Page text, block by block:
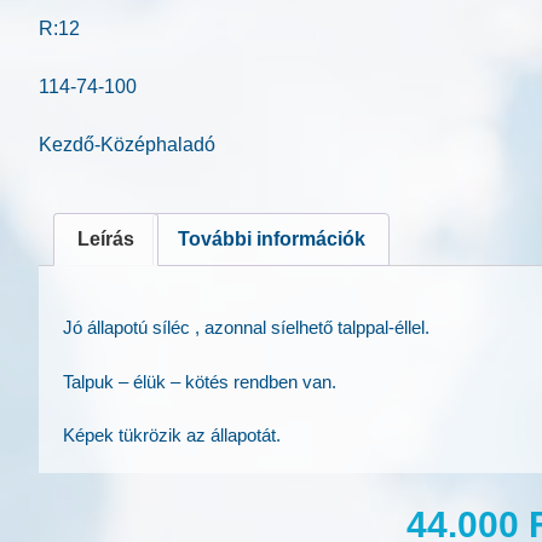
R:12
114-74-100
Kezdő-Középhaladó
Leírás További információk
Jó állapotú síléc , azonnal síelhető talppal-éllel.
Talpuk – élük – kötés rendben van.
Képek tükrözik az állapotát.
44.000